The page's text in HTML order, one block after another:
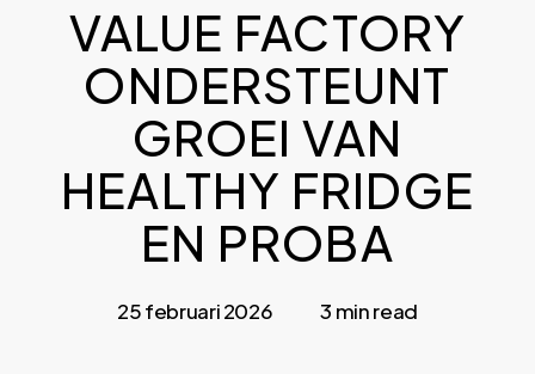
VALUE FACTORY
ONDERSTEUNT
GROEI VAN
HEALTHY FRIDGE
EN PROBA
25 februari 2026 3 min read